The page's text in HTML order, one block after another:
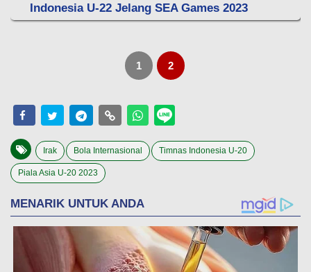
Indonesia U-22 Jelang SEA Games 2023
1 2
Irak Bola Internasional Timnas Indonesia U-20
Piala Asia U-20 2023